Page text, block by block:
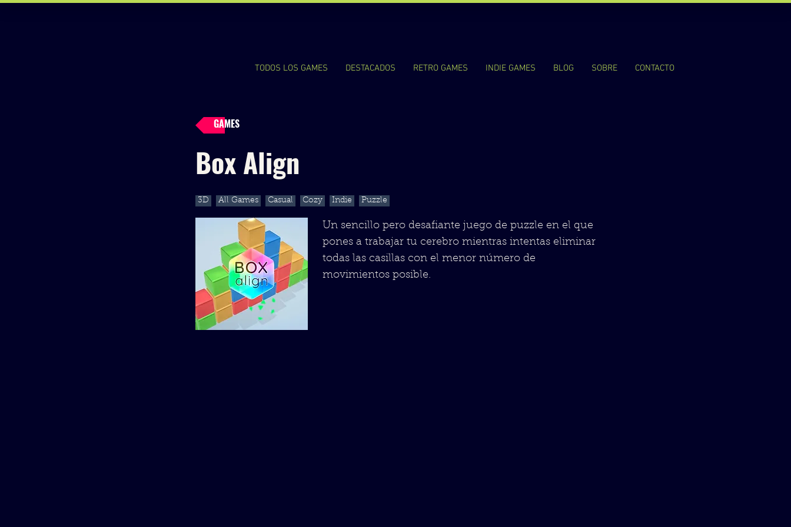
TODOS LOS GAMES DESTACADOS RETRO GAMES INDIE GAMES BLOG SOBRE CONTACTO
GAMES
Box Align
3D All Games Casual Cozy Indie Puzzle
Un sencillo pero desafiante juego de puzzle en el que
pones a trabajar tu cerebro mientras intentas eliminar
todas las casillas con el menor número de
movimientos posible.